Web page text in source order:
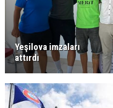
Yeşilova imzaları
attırdı